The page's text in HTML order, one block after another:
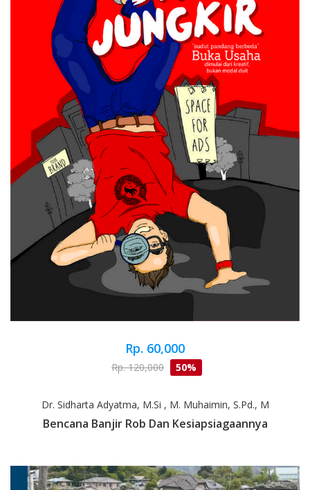
Rp. 60,000
Rp. 120,000 50%
Dr. Sidharta Adyatma, M.Si , M. Muhaimin, S.Pd., M
Bencana Banjir Rob Dan Kesiapsiagaannya